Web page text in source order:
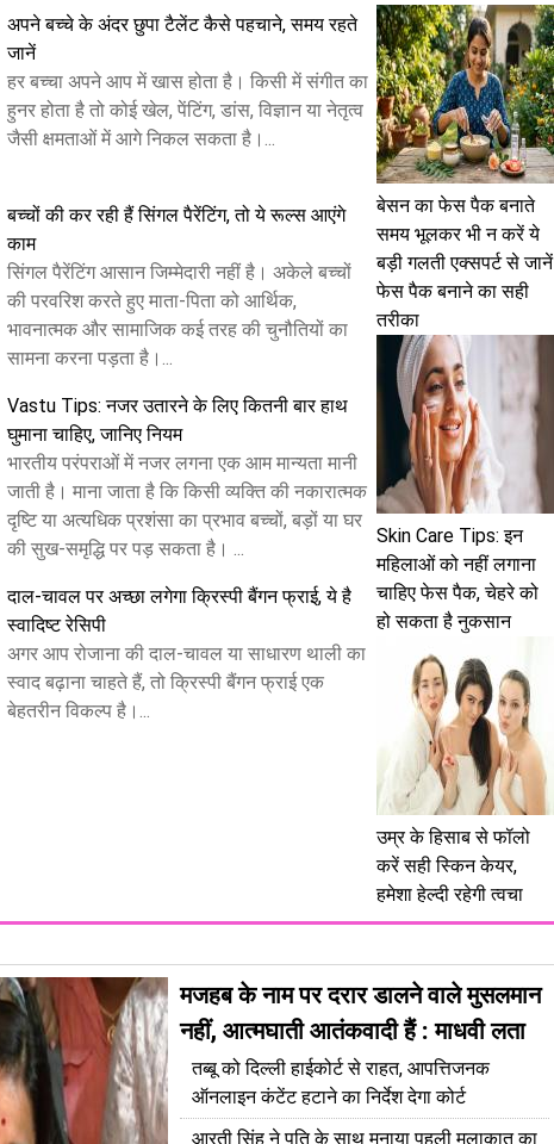
अपने बच्चे के अंदर छुपा टैलेंट कैसे पहचाने, समय रहते
जानें
हर बच्चा अपने आप में खास होता है। किसी में संगीत का
हुनर होता है तो कोई खेल, पेंटिंग, डांस, विज्ञान या नेतृत्व
जैसी क्षमताओं में आगे निकल सकता है।...
बच्चों की कर रही हैं सिंगल पैरेंटिंग, तो ये रूल्स आएंगे
काम
सिंगल पैरेंटिंग आसान जिम्मेदारी नहीं है। अकेले बच्चों
की परवरिश करते हुए माता-पिता को आर्थिक,
भावनात्मक और सामाजिक कई तरह की चुनौतियों का
सामना करना पड़ता है।...
Vastu Tips: नजर उतारने के लिए कितनी बार हाथ
घुमाना चाहिए, जानिए नियम
भारतीय परंपराओं में नजर लगना एक आम मान्यता मानी
जाती है। माना जाता है कि किसी व्यक्ति की नकारात्मक
दृष्टि या अत्यधिक प्रशंसा का प्रभाव बच्चों, बड़ों या घर
की सुख-समृद्धि पर पड़ सकता है। ...
दाल-चावल पर अच्छा लगेगा क्रिस्पी बैंगन फ्राई, ये है
स्वादिष्ट रेसिपी
अगर आप रोजाना की दाल-चावल या साधारण थाली का
स्वाद बढ़ाना चाहते हैं, तो क्रिस्पी बैंगन फ्राई एक
बेहतरीन विकल्प है।...
बेसन का फेस पैक बनाते
समय भूलकर भी न करें ये
बड़ी गलती एक्सपर्ट से जानें
फेस पैक बनाने का सही
तरीका
Skin Care Tips: इन
महिलाओं को नहीं लगाना
चाहिए फेस पैक, चेहरे को
हो सकता है नुकसान
उम्र के हिसाब से फॉलो
करें सही स्किन केयर,
हमेशा हेल्दी रहेगी त्वचा
मजहब के नाम पर दरार डालने वाले मुसलमान
नहीं, आत्मघाती आतंकवादी हैं : माधवी लता
तब्बू को दिल्ली हाईकोर्ट से राहत, आपत्तिजनक
ऑनलाइन कंटेंट हटाने का निर्देश देगा कोर्ट
आरती सिंह ने पति के साथ मनाया पहली मुलाकात का